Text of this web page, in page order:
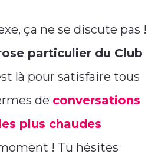
ça ne se discute pas !
particulier du Club
là pour satisfaire tous
de conversations
plus chaudes
! Tu hésites